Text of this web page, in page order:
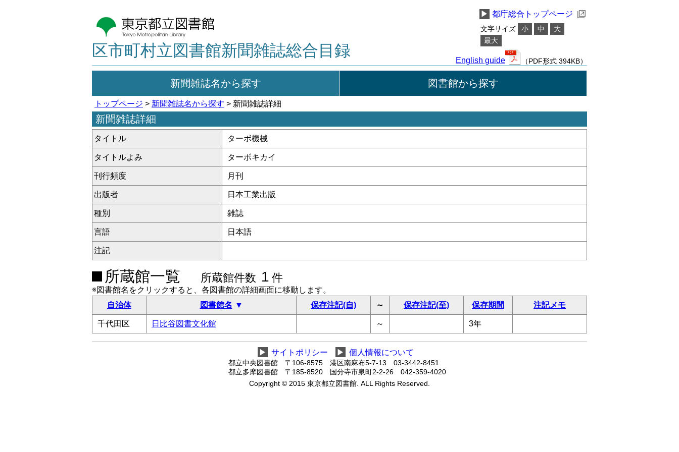
区市町村立図書館新聞雑誌総合目録
▶ 都庁総合トップページ
文字サイズ 小 中
大
最大
English guide （PDF形式 394KB）
新聞雑誌名から探す 図書館から探す
トップページ > 新聞雑誌名から探す > 新聞雑誌詳細
新聞雑誌詳細
タイトル ターボ機械
タイトルよみ ターボキカイ
刊行頻度 月刊
出版者 日本工業出版
種別 雑誌
言語 日本語
注記
所蔵館一覧 所蔵館件数 1 件
※図書館名をクリックすると、各図書館の詳細画面に移動します。
自治体
図書館名 保存注記(自) ～ 保存注記(至) 保存期間 注記メモ
千代田区 日比谷図書文化館 ～ 3年
▶ サイトポリシー ▶ 個人情報について
都立中央図書館 〒106-8575 港区南麻布5-7-13 03-3442-8451
都立多摩図書館 〒185-8520 国分寺市泉町2-2-26 042-359-4020
Copyright © 2015 東京都立図書館. ALL Rights Reserved.